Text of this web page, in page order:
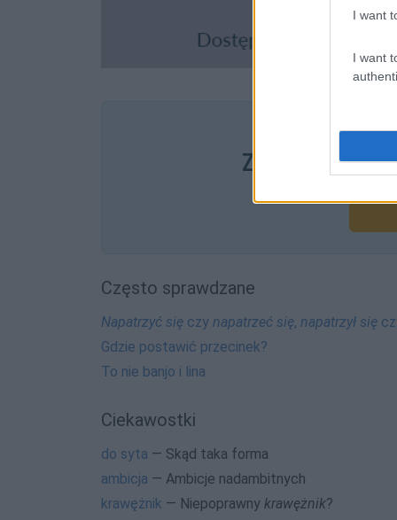
I want
I want
Pozostały
Zobacz, co
Często sprawdzane
Napatrzyć się czy napatrzeć się, napatrzył się
Gdzie postawić przecinek?
To nie banjo i lina
Ciekawostki
do syta — Skąd taka forma
ambicja — Ambicje nadambitnych
krawężnik — Niepoprawny krawężnik?